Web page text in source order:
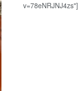
v=78eNRJNJ4zs"]